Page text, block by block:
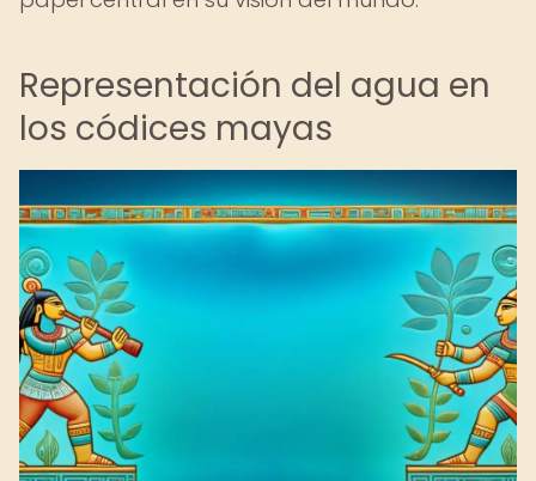
Representación del agua en
los códices mayas